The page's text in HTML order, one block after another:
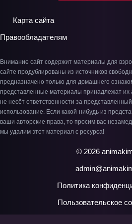
Карта сайта
Правообладателям
Внимание сайт содержит материалы для
сайте продублированы из источников
предназначено только для домашнего
представленные материалы принадлежат их
не несёт ответственности за
использование. Если какой-нибудь из
ваши авторские права, то просим вас
мы удалим этот материал с ресурса!
© 2026
Политика
Пользовательское